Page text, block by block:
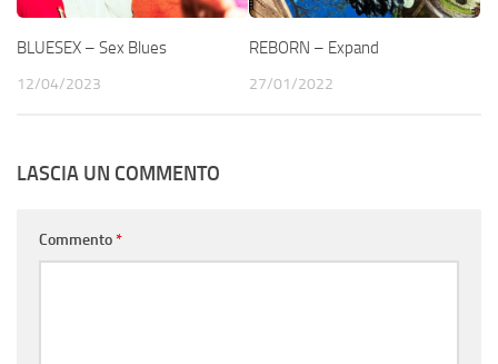
BLUESEX – Sex Blues
12/04/2023
REBORN – Expand
27/01/2022
LASCIA UN COMMENTO
Commento*